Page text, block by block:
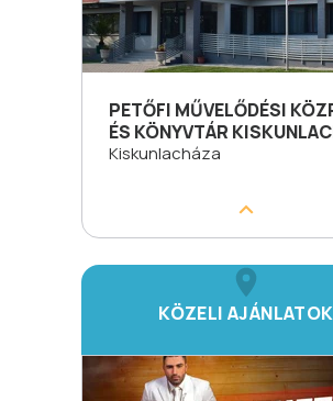
PETŐFI MŰVELŐDÉSI
ÉS KÖNYVTÁR
Kiskunlacháza
KÖZELI AJÁNLATOK